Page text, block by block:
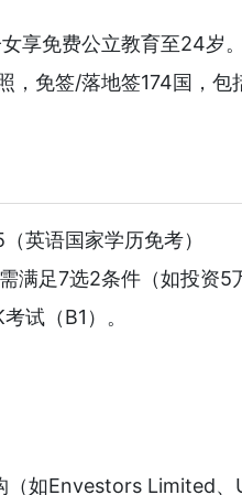
享免费公立教育至24岁。
，免签/落地签174国，包
英语国家学历免考）
满足7选2条件（如投资5
试（B1）。
（如Envestors Limited